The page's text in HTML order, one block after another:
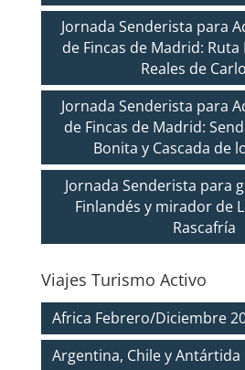
Jornada Senderista para
de Fincas de Madrid: Ruta
Reales de
Jornada Senderista para
de Fincas de Madrid:
Bonita y Cascada de
Jornada Senderista para
Finlandés y mirador de
Rascafría
Viajes Turismo Activo
Africa Febrero/Diciembre
Argentina, Chile y Antártida